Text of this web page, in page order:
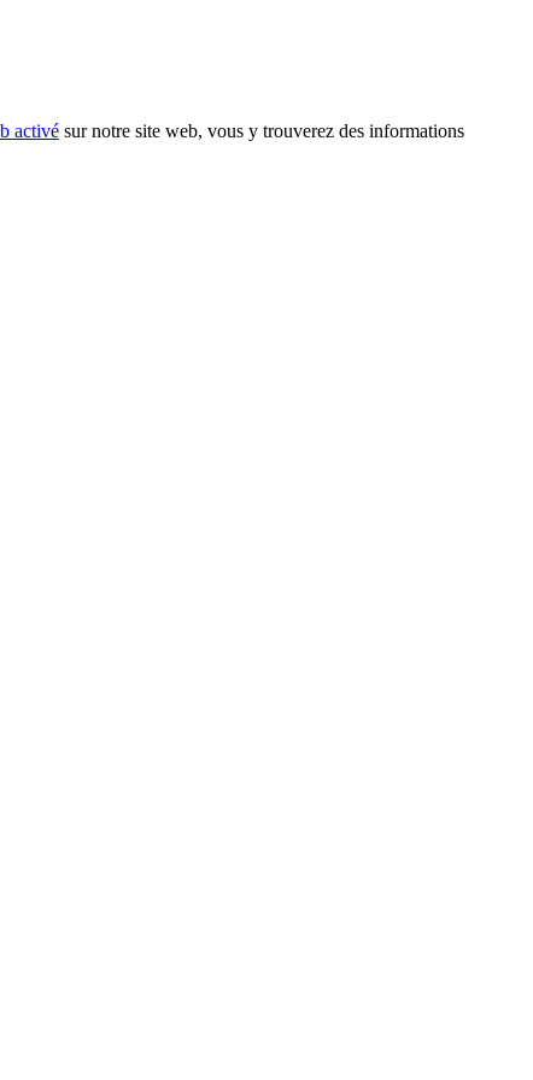
activé sur notre site web, vous y trouverez des informations